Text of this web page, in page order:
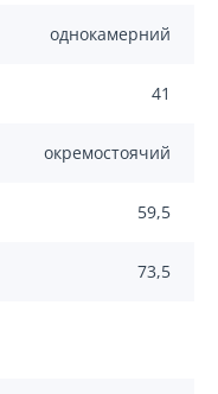
однокамерний
41
окремостоячий
59,5
73,5